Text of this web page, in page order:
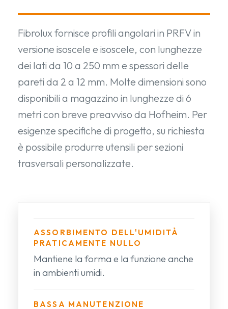
Fibrolux fornisce profili angolari in PRFV in
versione isoscele e isoscele, con lunghezze
dei lati da 10 a 250 mm e spessori delle
pareti da 2 a 12 mm. Molte dimensioni sono
disponibili a magazzino in lunghezze di 6
metri con breve preavviso da Hofheim. Per
esigenze specifiche di progetto, su richiesta
è possibile produrre utensili per sezioni
trasversali personalizzate.
ASSORBIMENTO DELL'UMIDITÀ
PRATICAMENTE NULLO
Mantiene la forma e la funzione anche
in ambienti umidi.
BASSA MANUTENZIONE